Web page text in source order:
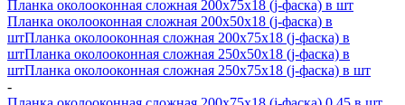
Планка околооконная сложная 200х75х18 (j-фаска) в шт
Планка околооконная сложная 200х50х18 (j-фаска) в
штПланка околооконная сложная 200х75х18 (j-фаска) в
штПланка околооконная сложная 250х50х18 (j-фаска) в
штПланка околооконная сложная 250х75х18 (j-фаска) в шт
-